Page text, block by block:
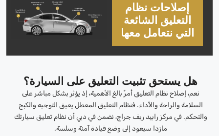
إصلاحات نظام
التعليق الشائعة
التي نتعامل معها
هل يستحق تثبيت التعليق على السيارة؟
نعم، إصلاح نظام التعليق أمرٌ بالغ الأهمية، إذ يؤثر بشكل مباشر على
السلامة والراحة والأداء. فنظام التعليق المعطل يعيق التوجيه والكبح
والتحكم. في مركز رابيد ريف جراج، نضمن في دبي أن نظام تعليق سيارتك
مازدا سيعود إلى وضع قيادة آمنة وسلسة.